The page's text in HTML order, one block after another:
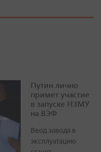
Путин лично
примет участие
в запуске НЗМУ
на ВЭФ
Ввод завода в
эксплуатацию